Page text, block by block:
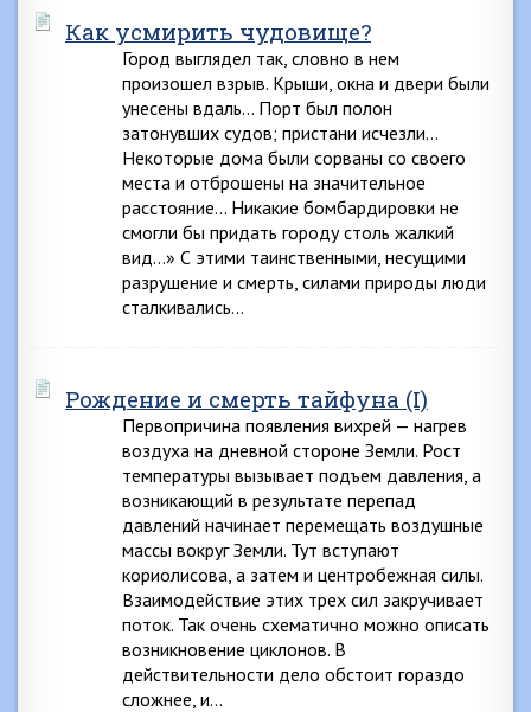
Как усмирить чудовище?
Город выглядел так, словно в нем
произошел взрыв. Крыши, окна и двери были
унесены вдаль… Порт был полон
затонувших судов; пристани исчезли…
Некоторые дома были сорваны со своего
места и отброшены на значительное
расстояние… Никакие бомбардировки не
смогли бы придать городу столь жалкий
вид…» С этими таинственными, несущими
разрушение и смерть, силами природы люди
сталкивались…
Рождение и смерть тайфуна (I)
Первопричина появления вихрей — нагрев
воздуха на дневной стороне Земли. Рост
температуры вызывает подъем давления, а
возникающий в результате перепад
давлений начинает перемещать воздушные
массы вокруг Земли. Тут вступают
кориолисова, а затем и центробежная силы.
Взаимодействие этих трех сил закручивает
поток. Так очень схематично можно описать
возникновение циклонов. В
действительности дело обстоит гораздо
сложнее, и…